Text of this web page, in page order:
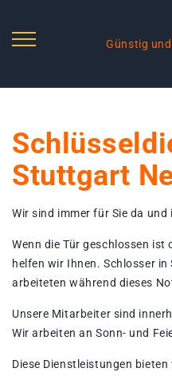
Günstig
Stuttgart
Wir sind immer für Sie da
Wenn die Tür geschlossen ist
helfen wir Ihnen. Schlosser
arbeiteten während dieses
Unsere Mitarbeiter sind
Wir arbeiten an Sonn- und
Diese Dienstleistungen bieten